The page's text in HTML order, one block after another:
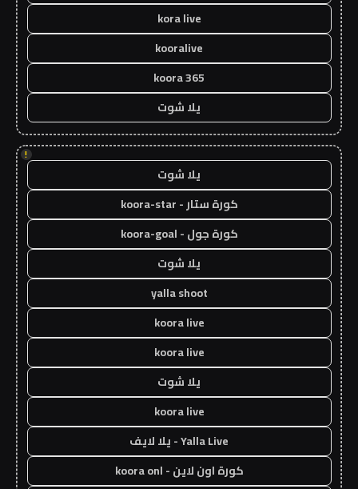
kora live
kooralive
koora 365
يلا شوت
!
يلا شوت
كورة ستار - koora-star
كورة جول - koora-goal
يلا شوت
yalla shoot
koora live
koora live
يلا شوت
koora live
Yalla Live - يلا لايف
كورة اون لاين - koora onl